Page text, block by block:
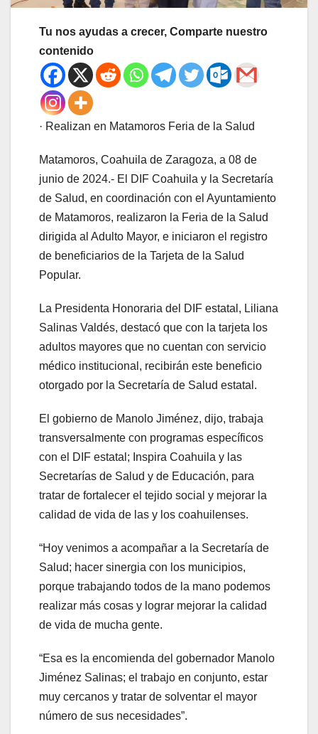
Tu nos ayudas a crecer, Comparte nuestro
contenido
· Realizan en Matamoros Feria de la Salud
Matamoros, Coahuila de Zaragoza, a 08 de
junio de 2024.- El DIF Coahuila y la Secretaría
de Salud, en coordinación con el Ayuntamiento
de Matamoros, realizaron la Feria de la Salud
dirigida al Adulto Mayor, e iniciaron el registro
de beneficiarios de la Tarjeta de la Salud
Popular.
La Presidenta Honoraria del DIF estatal, Liliana
Salinas Valdés, destacó que con la tarjeta los
adultos mayores que no cuentan con servicio
médico institucional, recibirán este beneficio
otorgado por la Secretaría de Salud estatal.
El gobierno de Manolo Jiménez, dijo, trabaja
transversalmente con programas específicos
con el DIF estatal; Inspira Coahuila y las
Secretarías de Salud y de Educación, para
tratar de fortalecer el tejido social y mejorar la
calidad de vida de las y los coahuilenses.
“Hoy venimos a acompañar a la Secretaría de
Salud; hacer sinergia con los municipios,
porque trabajando todos de la mano podemos
realizar más cosas y lograr mejorar la calidad
de vida de mucha gente.
“Esa es la encomienda del gobernador Manolo
Jiménez Salinas; el trabajo en conjunto, estar
muy cercanos y tratar de solventar el mayor
número de sus necesidades”.